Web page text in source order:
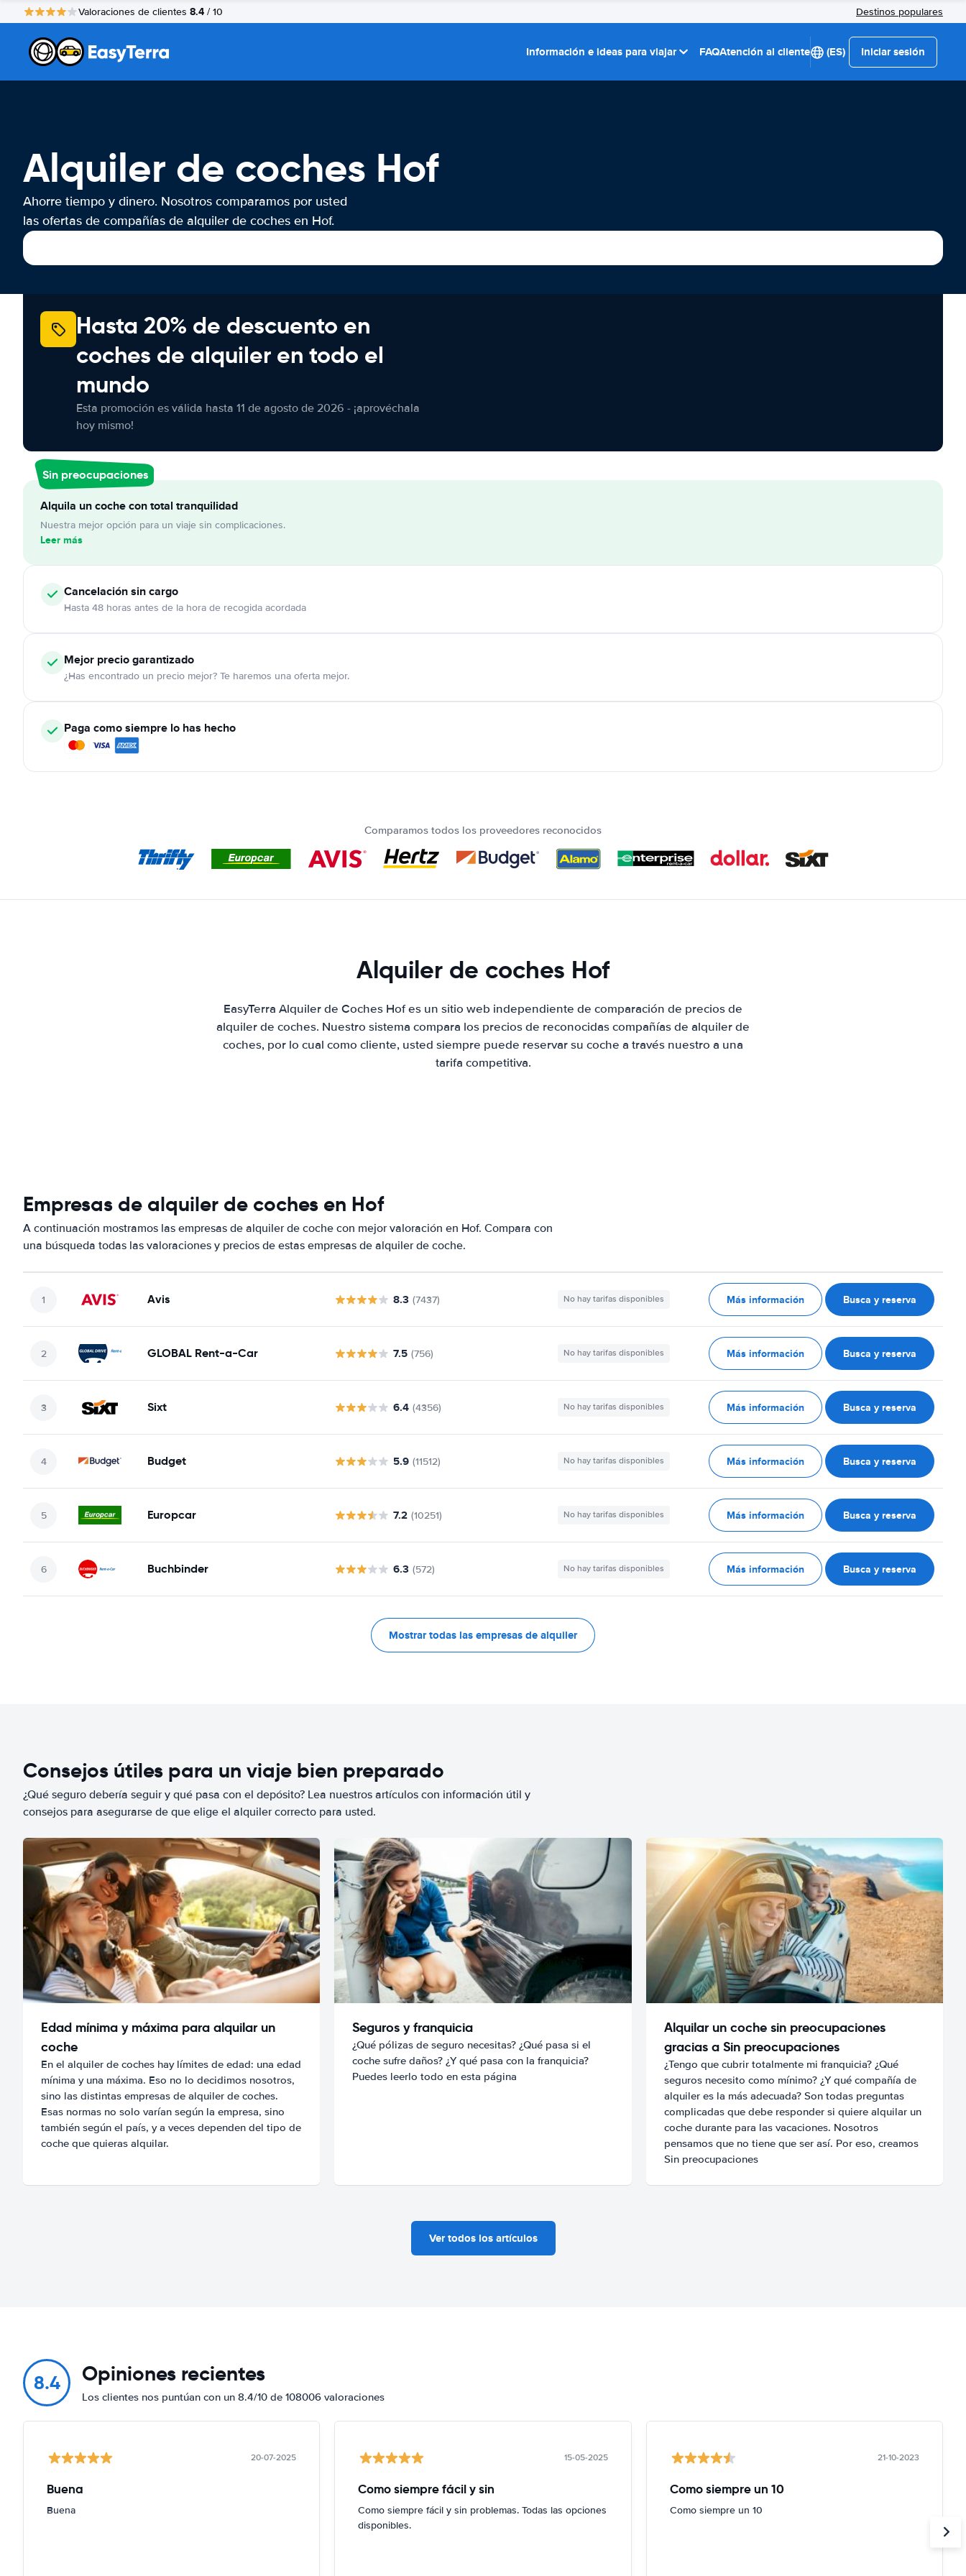
Valoraciones de clientes 8.4 / 10 Destinos populares
Información e ideas para viajar FAQAtención al cliente (ES) Iniciar sesión
Alquiler de coches Hof
Ahorre tiempo y dinero. Nosotros comparamos por usted
las ofertas de compañías de alquiler de coches en Hof.
Hasta 20% de descuento en
coches de alquiler en todo el
mundo
Esta promoción es válida hasta 11 de agosto de 2026 - ¡aprovéchala
hoy mismo!
Sin preocupaciones
Alquila un coche con total tranquilidad
Nuestra mejor opción para un viaje sin complicaciones.
Leer más
Cancelaciónsin cargo
Hasta 48 horas antes de la hora de recogida acordada
Mejor precio garantizado
¿Has encontrado un precio mejor? Te haremos una oferta mejor.
Paga como siempre lo has hecho
Comparamos todos los proveedores reconocidos
Alquiler de coches Hof
EasyTerra Alquiler de Coches Hof es un sitio web independiente de comparación de precios de
alquiler de coches. Nuestro sistema compara los precios de reconocidas compañías de alquiler de
coches, por lo cual como cliente, usted siempre puede reservar su coche a través nuestro a una
tarifa competitiva.
Empresas de alquiler de coches en Hof
A continuación mostramos las empresas de alquiler de coche con mejor valoración en Hof. Compara con
una búsqueda todas las valoraciones y precios de estas empresas de alquiler de coche.
Avis 8.3 (7437) No hay tarifas disponibles Más información Busca y reserva
GLOBAL Rent-a-Car 7.5 (756) No hay tarifas disponibles Más información Busca y reserva
Sixt 6.4 (4356) No hay tarifas disponibles Más información Busca y reserva
Budget 5.9 (11512) No hay tarifas disponibles Más información Busca y reserva
Europcar 7.2 (10251) No hay tarifas disponibles Más información Busca y reserva
Buchbinder 6.3 (572) No hay tarifas disponibles Más información Busca y reserva
Mostrar todas las empresas de alquiler
Consejos útiles para un viaje bien preparado
¿Qué seguro debería seguir y qué pasa con el depósito? Lea nuestros artículos con información útil y
consejos para asegurarse de que elige el alquiler correcto para usted.
Edad mínima y máxima para alquilar un
coche
En el alquiler de coches hay límites de edad: una edad
mínima y una máxima. Eso no lo decidimos nosotros,
sino las distintas empresas de alquiler de coches.
Esas normas no solo varían según la empresa, sino
también según el país, y a veces dependen del tipo de
coche que quieras alquilar.
Seguros y franquicia
¿Qué pólizas de seguro necesitas? ¿Qué pasa si el
coche sufre daños? ¿Y qué pasa con la franquicia?
Puedes leerlo todo en esta página
Alquilar un coche sin preocupaciones
gracias a Sin preocupaciones
¿Tengo que cubrir totalmente mi franquicia? ¿Qué
seguros necesito como mínimo? ¿Y qué compañía de
alquiler es la más adecuada? Son todas preguntas
complicadas que debe responder si quiere alquilar un
coche durante para las vacaciones. Nosotros
pensamos que no tiene que ser así. Por eso, creamos
Sin preocupaciones
Ver todos los artículos
8.4 Opiniones recientes
Los clientes nos puntúan con un 8.4/10 de 108006 valoraciones
20-07-2025
Buena
Buena
15-05-2025
Como siempre fácil y sin
Como siempre fácil y sin problemas. Todas las opciones
disponibles.
21-10-2023
Como siempre un 10
Como siempre un 10